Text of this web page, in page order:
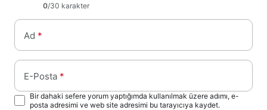
0/30 karakter
Ad *
E-Posta *
Bir dahaki sefere yorum yaptığımda kullanılmak üzere adımı, e-
posta adresimi ve web site adresimi bu tarayıcıya kaydet.